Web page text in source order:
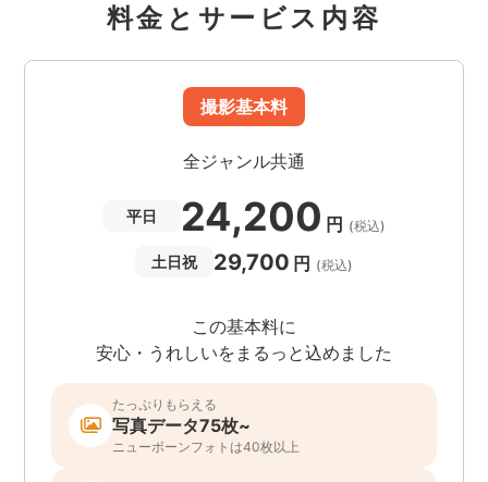
料金とサービス内容
撮影基本料
全ジャンル共通
平日 24,200 円 (税込)
土日祝 29,700 円 (税込)
この基本料に
安心・うれしいをまるっと込めました
たっぷりもらえる
写真データ75枚~
ニューボーンフォトは40枚以上